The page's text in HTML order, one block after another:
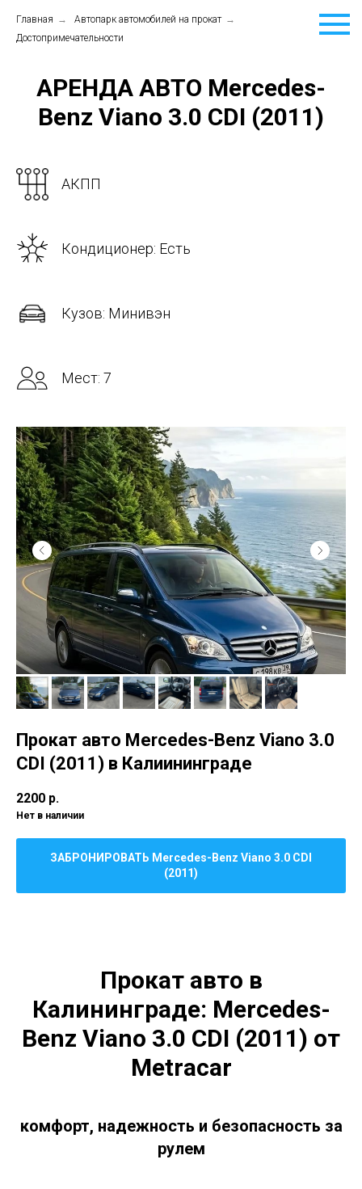
Главная → Автопарк автомобилей на прокат →
Достопримечательности
АРЕНДА АВТО Mercedes-
Benz Viano 3.0 CDI (2011)
АКПП
Кондиционер: Есть
Кузов: Минивэн
Мест: 7
Прокат авто Mercedes-Benz Viano 3.0
CDI (2011) в Калиининграде
2200 р.
Нет в наличии
ЗАБРОНИРОВАТЬ Mercedes-Benz Viano 3.0 CDI
(2011)
Прокат авто в
Калининграде: Mercedes-
Benz Viano 3.0 CDI (2011) от
Metraсar
комфорт, надежность и безопасность за
рулем